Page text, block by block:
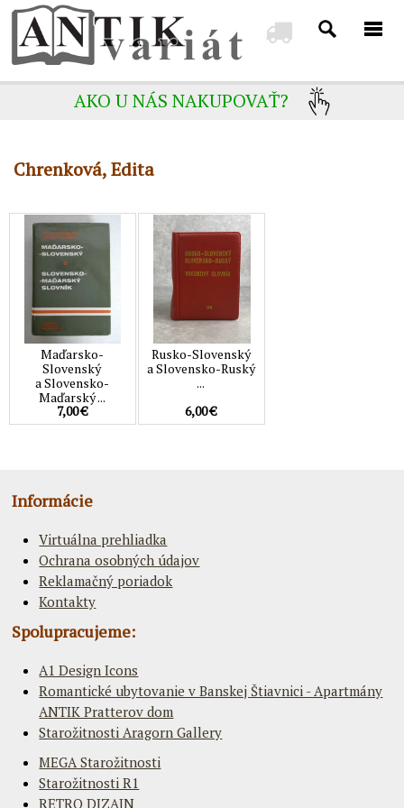
AKO U NÁS NAKUPOVAŤ?
Chrenková, Edita
Maďarsko-
Slovenský
a Slovensko-
Maďarský ...
7,00 €
Rusko-Slovenský
a Slovensko-Ruský
...
6,00 €
Informácie
Virtuálna prehliadka
Ochrana osobných údajov
Reklamačný poriadok
Kontakty
Spolupracujeme:
A1 Design Icons
Romantické ubytovanie v Banskej Štiavnici - Apartmány
ANTIK Pratterov dom
Starožitnosti Aragorn Gallery
MEGA Starožitnosti
Starožitnosti R1
RETRO DIZAJN